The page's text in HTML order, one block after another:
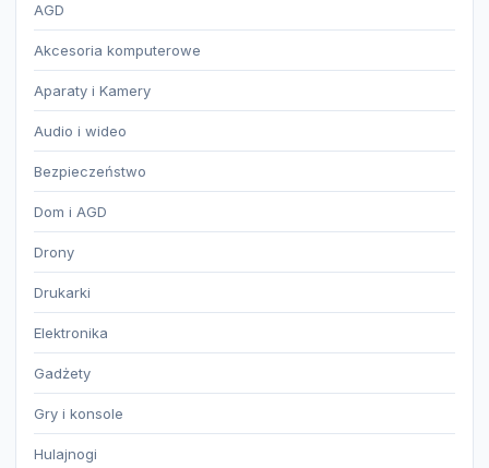
AGD
Akcesoria komputerowe
Aparaty i Kamery
Audio i wideo
Bezpieczeństwo
Dom i AGD
Drony
Drukarki
Elektronika
Gadżety
Gry i konsole
Hulajnogi